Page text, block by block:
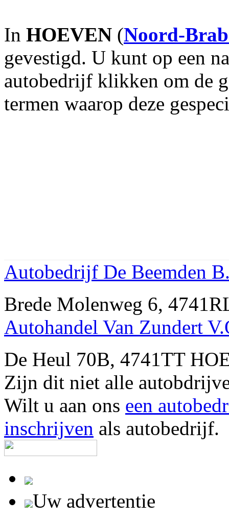
In HOEVEN (Noord-
gevestigd. U kunt op een
autobedrijf klikken om de
termen waarop deze
Autobedrijf De Beemden
Brede Molenweg 6,
Autohandel Van Zundert
De Heul 70B, 4741TT
Zijn dit niet alle
Wilt u aan ons een
inschrijven als autobedrijf.
Uw advertentie